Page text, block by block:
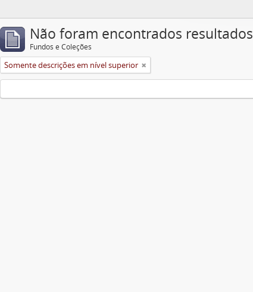
Não foram encontrados resultados
Fundos e Coleções
Somente descrições em nível superior